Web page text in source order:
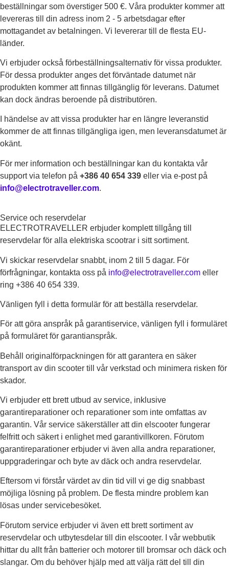
beställningar som överstiger 500 €. Våra produkter kommer att
levereras till din adress inom 2 - 5 arbetsdagar efter
mottagandet av betalningen. Vi levererar till de flesta EU-
länder.
Vi erbjuder också förbeställningsalternativ för vissa produkter.
För dessa produkter anges det förväntade datumet när
produkten kommer att finnas tillgänglig för leverans. Datumet
kan dock ändras beroende på distributören.
I händelse av att vissa produkter har en längre leveranstid
kommer de att finnas tillgängliga igen, men leveransdatumet är
okänt.
För mer information och beställningar kan du kontakta vår
support via telefon på +386 40 654 339 eller via e-post på
info@electrotraveller.com.
Service och reservdelar
ELECTROTRAVELLER erbjuder komplett tillgång till
reservdelar för alla elektriska scootrar i sitt sortiment.
Vi skickar reservdelar snabbt, inom 2 till 5 dagar. För
förfrågningar, kontakta oss på info@electrotraveller.com eller
ring +386 40 654 339.
Vänligen fyll i detta formulär för att beställa reservdelar.
För att göra anspråk på garantiservice, vänligen fyll i formuläret
på formuläret för garantianspråk.
Behåll originalförpackningen för att garantera en säker
transport av din scooter till vår verkstad och minimera risken för
skador.
Vi erbjuder ett brett utbud av service, inklusive
garantireparationer och reparationer som inte omfattas av
garantin. Vår service säkerställer att din elscooter fungerar
felfritt och säkert i enlighet med garantivillkoren. Förutom
garantireparationer erbjuder vi även alla andra reparationer,
uppgraderingar och byte av däck och andra reservdelar.
Eftersom vi förstår värdet av din tid vill vi ge dig snabbast
möjliga lösning på problem. De flesta mindre problem kan
lösas under servicebesöket.
Förutom service erbjuder vi även ett brett sortiment av
reservdelar och utbytesdelar till din elscooter. I vår webbutik
hittar du allt från batterier och motorer till bromsar och däck och
slangar. Om du behöver hjälp med att välja rätt del till din